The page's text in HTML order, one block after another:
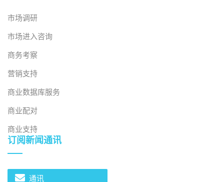
安全、隐私和跨境治理
由于越南和日本之间的贸易跨越国界，数据治理、互操作
尤为重要。尽管区块链具有防篡改特性，但仍面临智能合
约漏洞和网络漏洞等安全威胁，必须加以妥善管理。鉴于
这些问题，越南政府强调构建安全的区块链生态系统，以
保护数字资产并增强用户信任，从而为未来区块链的广泛
应用铺平道路。
对越日贸易利益相关者的商业影响
尽管区块链技术目前在越南物流领域的应用有限，且尚未
有专门针对越日物流的成熟应用案例，但其潜力已得到企
市场调研
市场进入咨询
商务考察
营销支持
商业数据库服务
商业配对
商业支持
订阅新闻通讯
通讯